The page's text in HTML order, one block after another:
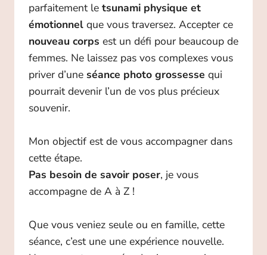
parfaitement le tsunami physique et
émotionnel que vous traversez. Accepter ce
nouveau corps est un défi pour beaucoup de
femmes. Ne laissez pas vos complexes vous
priver d’une séance photo grossesse qui
pourrait devenir l’un de vos plus précieux
souvenir.
Mon objectif est de vous accompagner dans
cette étape.
Pas besoin de savoir poser, je vous
accompagne de A à Z !
Que vous veniez seule ou en famille, cette
séance, c’est une une expérience nouvelle.